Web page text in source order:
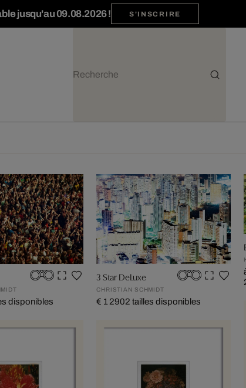
jusqu'au 09.08.2026 ! S'INSCRIRE
disponibles
3 Star DeLuxe
CHRISTIAN SCHMIDT
€ 1 2902 tailles disponibles